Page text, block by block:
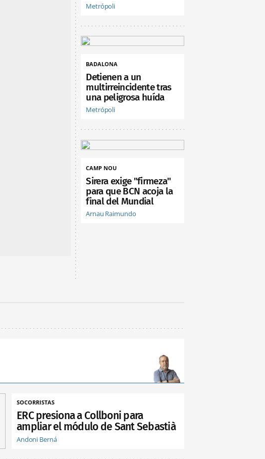
Metrópoli
BADALONA
Detienen a un
multirreincidente tras
una peligrosa huída
Metrópoli
CAMP NOU
Sirera exige "firmeza"
para que BCN acoja la
final del Mundial
Arnau Raimundo
SOCORRISTAS
ERC presiona a Collboni para
ampliar el módulo de Sant Sebastià
Andoni Berná